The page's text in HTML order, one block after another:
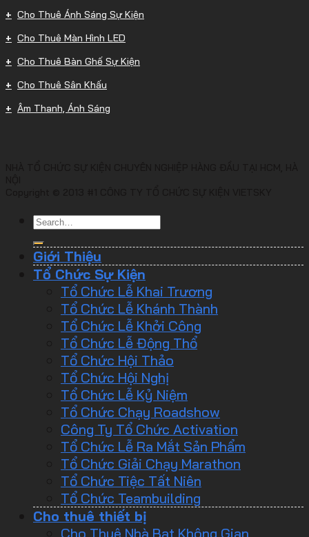
Cho Thuê Ánh Sáng Sự Kiện
Cho Thuê Màn Hình LED
Cho Thuê Bàn Ghế Sự Kiện
Cho Thuê Sân Khấu
Âm Thanh, Ánh Sáng
Giới Thiệu
Tổ Chức Sự Kiện
Tổ Chức Lễ Khai Trương
Tổ Chức Lễ Khánh Thành
Tổ Chức Lễ Khởi Công
Tổ Chức Lễ Động Thổ
Tổ Chức Hội Thảo
Tổ Chức Hội Nghị
Tổ Chức Lễ Kỷ Niệm
Tổ Chức Chạy Roadshow
Công Ty Tổ Chức Activation
Tổ Chức Lễ Ra Mắt Sản Phẩm
Tổ Chức Giải Chạy Marathon
Tổ Chức Tiệc Tất Niên
Tổ Chức Teambuilding
Cho thuê thiết bị
Cho Thuê Nhà Bạt Không Gian